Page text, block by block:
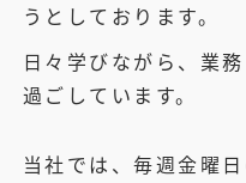
うとしております。
日々学びながら、業
過ごしています。
当社では、毎週金曜